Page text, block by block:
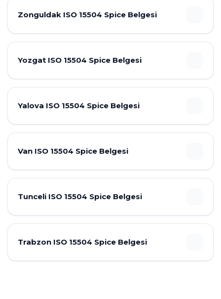
Zonguldak ISO 15504 Spice Belgesi
Yozgat ISO 15504 Spice Belgesi
Yalova ISO 15504 Spice Belgesi
Van ISO 15504 Spice Belgesi
Tunceli ISO 15504 Spice Belgesi
Trabzon ISO 15504 Spice Belgesi